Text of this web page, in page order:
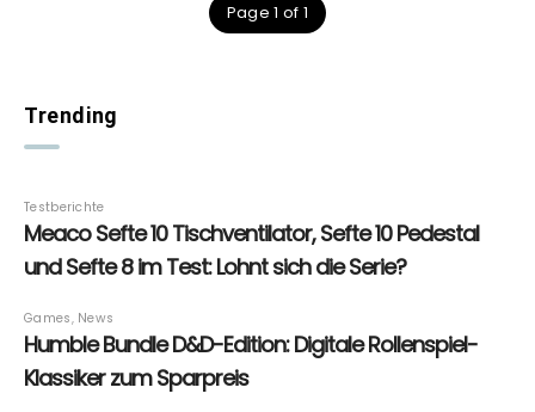
Page 1 of 1
Trending